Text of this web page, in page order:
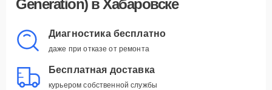
Generation) в Хабаровске
Диагностика бесплатно
даже при отказе от ремонта
Бесплатная доставка
курьером собственной службы